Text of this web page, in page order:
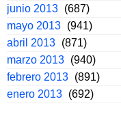
junio 2013 (687)
mayo 2013 (941)
abril 2013 (871)
marzo 2013 (940)
febrero 2013 (891)
enero 2013 (692)